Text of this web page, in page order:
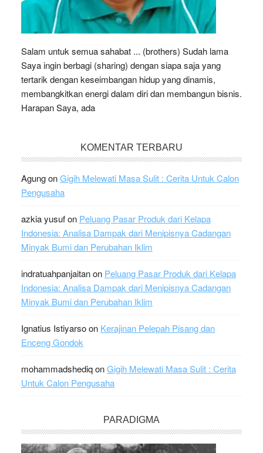
Salam untuk semua sahabat ... (brothers) Sudah lama
Saya ingin berbagi (sharing) dengan siapa saja yang
tertarik dengan keseimbangan hidup yang dinamis,
membangkitkan energi dalam diri dan membangun bisnis.
Harapan Saya, ada
KOMENTAR TERBARU
AgungonGigih Melewati Masa Sulit : Cerita Untuk Calon
Pengusaha
azkia yusufon Peluang Pasar Produk dari Kelapa
Indonesia: Analisa Dampak dari Menipisnya Cadangan
Minyak Bumi dan Perubahan Iklim
indratuahpanjaitanon Peluang Pasar Produk dari Kelapa
Indonesia: Analisa Dampak dari Menipisnya Cadangan
Minyak Bumi dan Perubahan Iklim
Ignatius Istiyarsoon Kerajinan Pelepah Pisang dan
Enceng Gondok
mohammadshediqonGigih Melewati Masa Sulit : Cerita
Untuk Calon Pengusaha
PARADIGMA